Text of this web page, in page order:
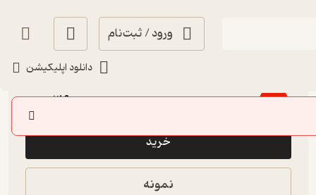
ورود / ثبت‌نام
دانلود اپلیکیشن
٪60
90,000
36,000تومان
خرید
نمونه